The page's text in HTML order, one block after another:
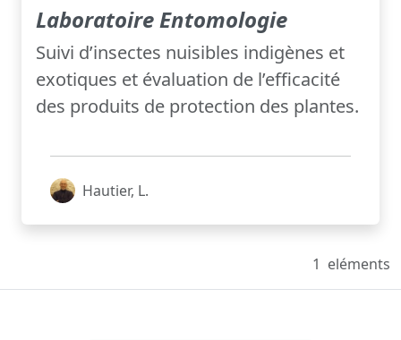
Laboratoire Entomologie
Suivi d’insectes nuisibles indigènes et
exotiques et évaluation de l’efficacité
des produits de protection des plantes.
Hautier, L.
1 eléments